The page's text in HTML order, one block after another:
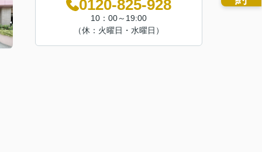
0120-825-928
10：00～19:00
（休：火曜日・水曜日）